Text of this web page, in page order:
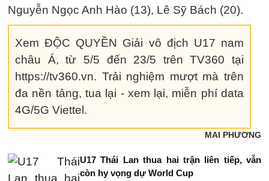
Nguyễn Ngọc Anh Hào (13), Lê Sỹ Bách (20).
Xem ĐỘC QUYỀN Giải vô địch U17 nam
châu Á, từ 5/5 đến 23/5 trên TV360 tại
https://tv360.vn. Trải nghiệm mượt mà trên
đa nền tảng, tua lại - xem lại, miễn phí data
4G/5G Viettel.
MAI PHƯƠNG
U17 Thái Lan thua hai trận liên tiếp, vẫn
còn hy vọng dự World Cup